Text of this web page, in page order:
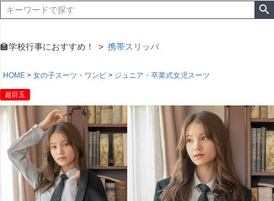
🏫学校行事におすすめ！ 携帯スリッパ
HOME 女の子スーツ・ワンピ ジュニア・卒業式女児スーツ
超目玉